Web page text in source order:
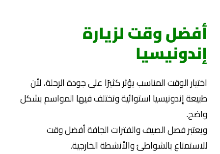
أفضل وقت لزيارة
إندونيسيا
اختيار الوقت المناسب يؤثر كثيرًا على جودة الرحلة، لأن
طبيعة إندونيسيا استوائية وتختلف فيها المواسم بشكل
واضح.
ويعتبر فصل الصيف والفترات الجافة أفضل وقت
للاستمتاع بالشواطئ والأنشطة الخارجية.